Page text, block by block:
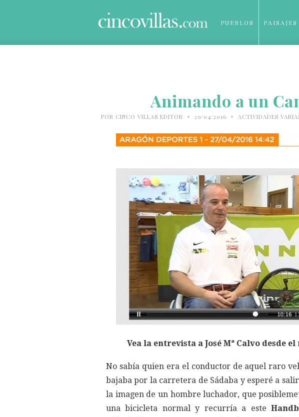
PUEBLOS PAISAJES
Animando a un
POR CINCO VILLAS EDITOR • 29/04/2016 • ACTIVIDADES
Vea la entrevista a José Mª Calvo desde
No sabía quien era el conductor de aquel raro
bajaba por la carretera de Sádaba y esperé a
la imagen de un hombre luchador, que
una bicicleta normal y recurría a este